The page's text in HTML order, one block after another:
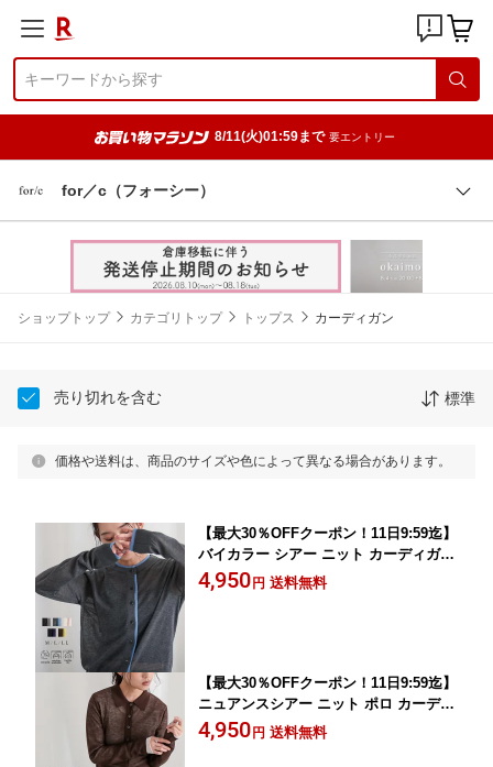
8/11(火)01:59まで 要エントリー
for／c（フォーシー）
ショップトップ カテゴリトップ トップス カーディガン
売り切れを含む 標準
価格や送料は、商品のサイズや色によって異なる場合があります。
【最大30％OFFクーポン！11日9:59迄】
バイカラー シアー ニット カーディガン
長袖 羽織 トップス レディース 襟元 袖
口 バイカラー 透け感 洗濯機可 タンブ
4,950円 送料無料
【最大30％OFFクーポン！11日9:59迄】
ニュアンスシアー ニット ポロ カーディ
ガン 長袖 羽織 トップス レディース 透
け感 気温調節 コンパクト スッキリ 洗
4,950円 送料無料